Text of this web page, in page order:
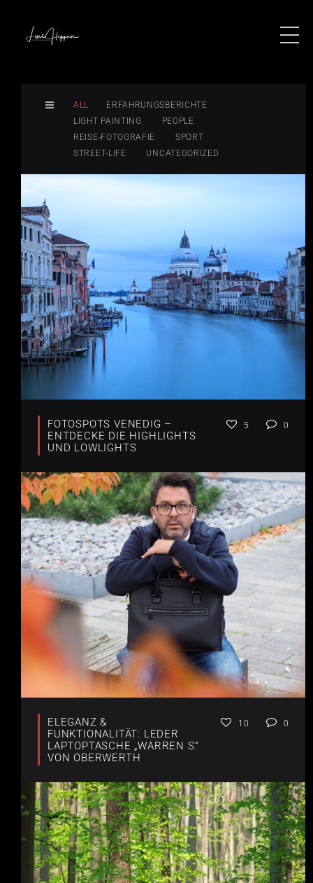
ALL
ERFAHRUNGSBERICHTE
LIGHT PAINTING
PEOPLE
REISE-FOTOGRAFIE
SPORT
STREET-LIFE
UNCATEGORIZED
FOTOSPOTS VENEDIG –
ENTDECKE DIE HIGHLIGHTS
UND LOWLIGHTS
5 0
ELEGANZ &
FUNKTIONALITÄT: LEDER
LAPTOPTASCHE „WARREN S“
VON OBERWERTH
10 0